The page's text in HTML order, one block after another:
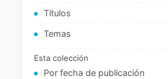
Títulos
Temas
Esta colección
Por fecha de publicación